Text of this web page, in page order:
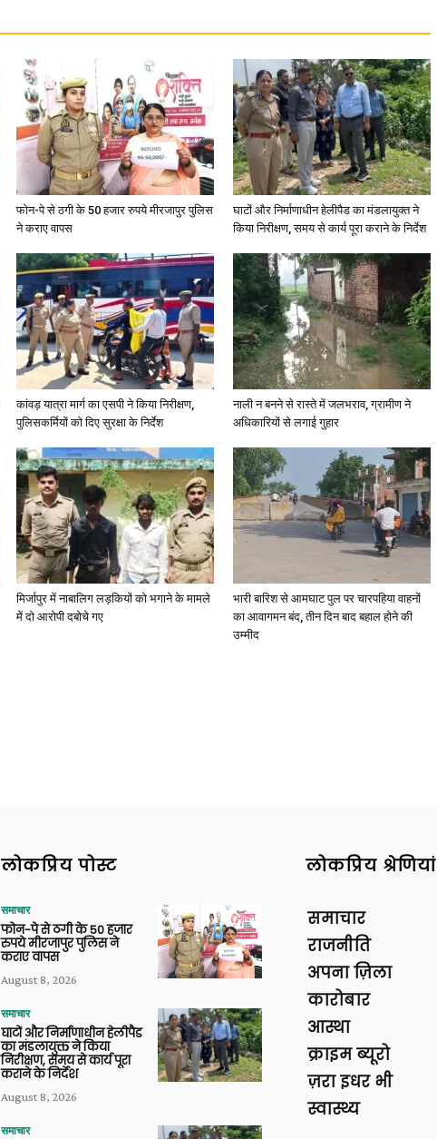
News
Paper
फोन-पे से ठगी के 50 हजार रुपये मीरजापुर पुलिस
ने कराए वापस
घाटों और निर्माणाधीन हेलीपैड का मंडलायुक्त ने
किया निरीक्षण, समय से कार्य पूरा कराने के निर्देश
कांवड़ यात्रा मार्ग का एसपी ने किया निरीक्षण,
पुलिसकर्मियों को दिए सुरक्षा के निर्देश
नाली न बनने से रास्ते में जलभराव, ग्रामीण ने
अधिकारियों से लगाई गुहार
मिर्जापुर में नाबालिग लड़कियों को भगाने के मामले
में दो आरोपी दबोचे गए
भारी बारिश से आमघाट पुल पर चारपहिया वाहनों
का आवागमन बंद, तीन दिन बाद बहाल होने की
उम्मीद
लोकप्रिय पोस्ट
समाचार
फोन-पे से ठगी के 50 हजार
रुपये मीरजापुर पुलिस ने
कराए वापस
August 8, 2026
समाचार
घाटों और निर्माणाधीन हेलीपैड
का मंडलायुक्त ने किया
निरीक्षण, समय से कार्य पूरा
कराने के निर्देश
August 8, 2026
समाचार
लोकप्रिय श्रेणियां
समाचार
राजनीति
अपना ज़िला
कारोबार
आस्था
क्राइम ब्यूरो
ज़रा इधर भी
स्वास्थ्य